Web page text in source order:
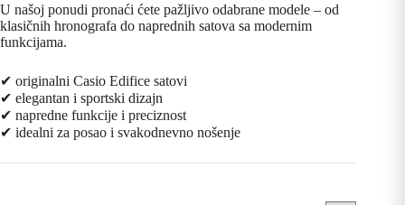
U našoj ponudi pronaći ćete pažljivo odabrane modele – od
klasičnih hronografa do naprednih satova sa modernim
funkcijama.
✔ originalni Casio Edifice satovi
✔ elegantan i sportski dizajn
✔ napredne funkcije i preciznost
✔ idealni za posao i svakodnevno nošenje